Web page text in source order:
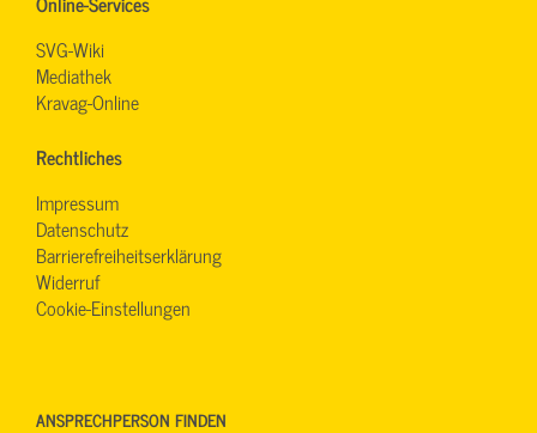
SVG-Wiki
Mediathek
Kravag-Online
Rechtliches
Impressum
Datenschutz
Barrierefreiheitserklärung
Widerruf
Cookie-Einstellungen
ANSPRECHPERSON FINDEN